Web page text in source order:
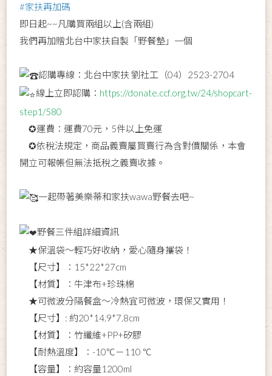
#家扶再加碼
即日起~~凡購買兩組以上(含兩組)
我們再加贈北台中家扶自製「野餐墊」一個
認購專線：北台中家扶 劉社工（04）2523-2704
線上立即認購： https://donate.ccf.org.tw/24/shopcart-
step1/580
✪運費：運費70元，5件以上免運
✪依稅法規定，商品義賣屬買賣行為含對價關係，本會
開立可報帳但無法抵稅之義賣收據。
一起帶著美樂蒂和家扶wawa野餐去吧~
野餐三件組詳細資訊
★保溫袋～輕巧好收納，愛心隨身攜袋！
【尺寸】：15*22*27cm
【材質】：牛津布+珍珠棉
★可微波分隔餐盒～冷熱宜可微波，環保又實用！
【尺寸】: 約20*14.9*7.8cm
【材質】：竹纖維+PP+矽膠
【耐熱溫度】：-10℃－110 ℃
【容量】：約容量1200ml